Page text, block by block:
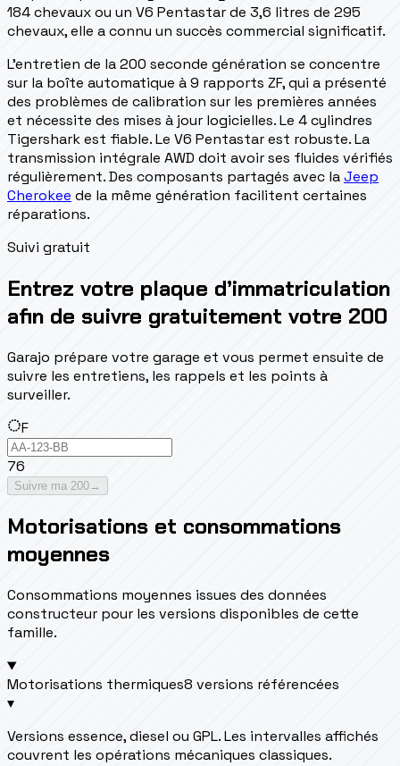
184 chevaux ou un V6 Pentastar de 3,6 litres de 295
chevaux, elle a connu un succès commercial significatif.
L'entretien de la 200 seconde génération se concentre
sur la boîte automatique à 9 rapports ZF, qui a présenté
des problèmes de calibration sur les premières années
et nécessite des mises à jour logicielles. Le 4 cylindres
Tigershark est fiable. Le V6 Pentastar est robuste. La
transmission intégrale AWD doit avoir ses fluides vérifiés
régulièrement. Des composants partagés avec laJeep
Cherokee de la même génération facilitent certaines
réparations.
Suivi gratuit
Entrez votre plaque d’immatriculation
afin de suivre gratuitement votre 200
Garajo prépare votre garage et vous permet ensuite de
suivre les entretiens, les rappels et les points à
surveiller.
F
76
Suivre ma 200→
Motorisations et consommations
moyennes
Consommations moyennes issues des données
constructeur pour les versions disponibles de cette
famille.
Motorisations thermiques8 versions référencées
▾
Versions essence, diesel ou GPL. Les intervalles affichés
couvrent les opérations mécaniques classiques.